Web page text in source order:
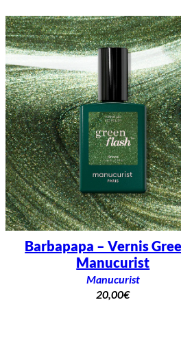
Barbapapa – Vernis
Manucurist
Manucurist
20,00€